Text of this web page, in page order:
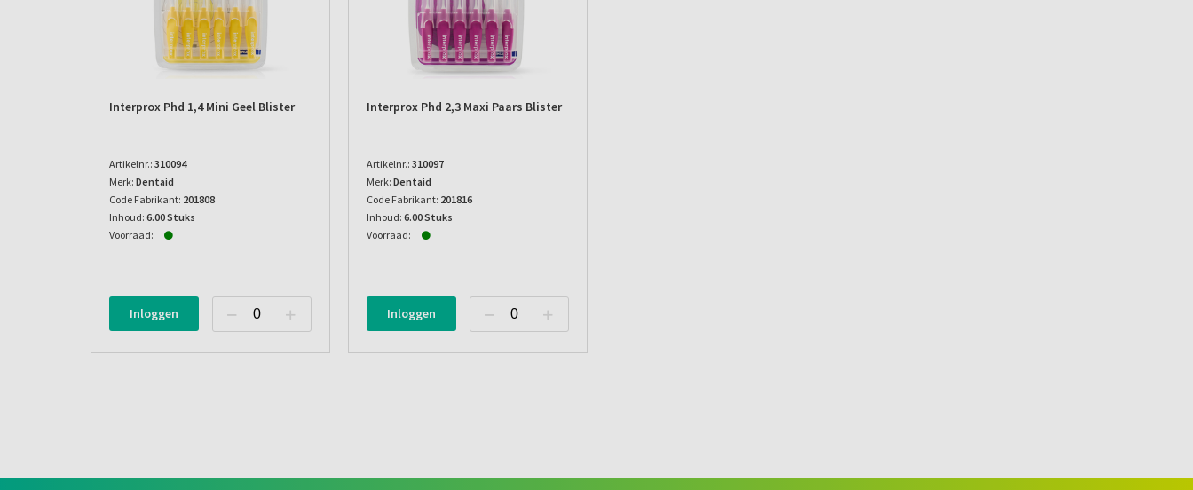
Interprox Phd 1,4 Mini Geel Blister
Artikelnr.: 310094
Merk: Dentaid
Code Fabrikant: 201808
Inhoud: 6.00 Stuks
Voorraad:
Inloggen
Interprox Phd 2,3 Maxi Paars Blister
Artikelnr.: 310097
Merk: Dentaid
Code Fabrikant: 201816
Inhoud: 6.00 Stuks
Voorraad:
Inloggen